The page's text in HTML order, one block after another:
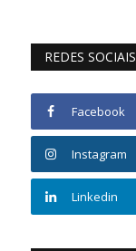
REDES SOCIAIS
Facebook
Instagram
Linkedin